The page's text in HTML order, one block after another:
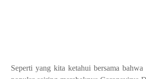
Seperti yang kita ketahui bersama bahwa